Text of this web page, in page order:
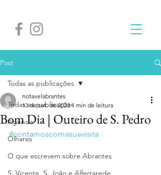
Post
Todas as publicações
Agenda
Olhares
O que escrevem sobre Abrantes
S. Vicente, S. João e Alferrarede
Todas as publicações
Bom Dia | Outeiro de S. Pedro
notavelabrantes
13 de set. de 2023 1 min de leitura
#contamoscomasuavisita